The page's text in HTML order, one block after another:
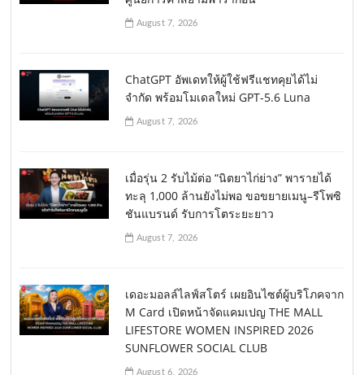
August 7, 2026
ChatGPT อัพเดทให้ผู้ใช้ฟรีแชทคุยได้ไม่
จำกัด พร้อมโมเดลใหม่ GPT-5.6 Luna
August 7, 2026
เมื่อรุ่น 2 รับไม้ต่อ “นิตยาไก่ย่าง” พารายได้
ทะลุ 1,000 ล้านยังไม่พอ ขอขยายเมนู–รีโพซิ
ชันแบรนด์ รับการโตระยะยาว
August 7, 2026
เดอะมอลล์ไลฟ์สโตร์ เผยอินไซต์ผู้บริโภคจาก
M Card เปิดหน้าจัดแคมเปญ THE MALL
LIFESTORE WOMEN INSPIRED 2026
SUNFLOWER SOCIAL CLUB
August 6, 2026